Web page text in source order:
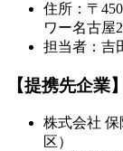
住所：〒
ワー名古屋
担当者：吉
【提携先企業】
株式会社
区）